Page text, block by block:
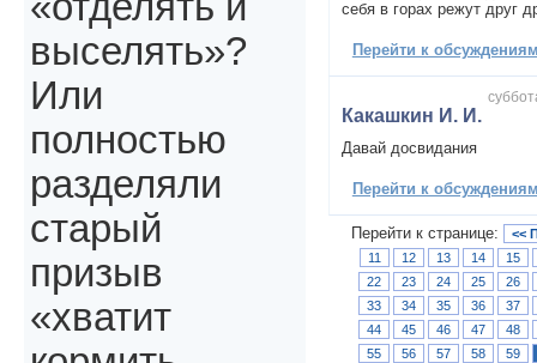
себя в горах режут друг
Перейти к
Какашкин И. И.
Давай досвидания
Перейти к
Перейти к странице:
<<
11
12 13 14
15
22
23 24 25
26
33
34 35 36
37
44
45 46 47
48
55
56 57 58
59
выселять»?
Или
полностью
разделяли
старый
призыв
«хватит